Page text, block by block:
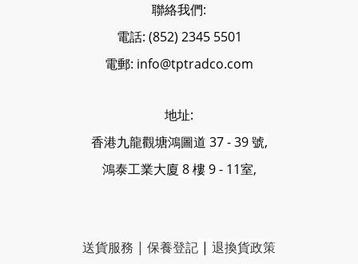
聯絡我們:
電話: (852) 2345 5501
電郵: info@tptradco.com
地址:
香港九龍觀塘鴻圖道 37 - 39 號,
鴻泰工業大廈 8 樓9 - 11室,
送貨服務 | 保養登記 | 退換貨政策